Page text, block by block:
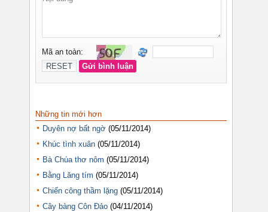
Những tin mới hơn
Duyên nợ bất ngờ (05/11/2014)
Khúc tình xuân (05/11/2014)
Bà Chúa thơ nôm (05/11/2014)
Bằng Lăng tím (05/11/2014)
Chiến công thầm lặng (05/11/2014)
Cây bàng Côn Đảo (04/11/2014)